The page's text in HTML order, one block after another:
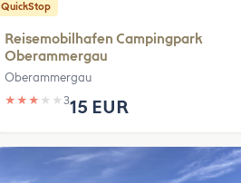
QuickStop
Reisemobilhafen Campingpark
Oberammergau
Oberammergau
★ ★ ★ ★ ★ 315 EUR